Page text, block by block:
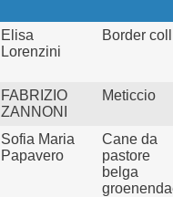
Elisa
Lorenzini
Border
FABRIZIO
ZANNONI
Meticcio
Sofia Maria
Papavero
Cane da
pastore
belga